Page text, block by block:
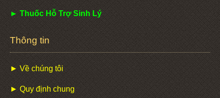
► Thuốc Hỗ Trợ Sinh Lý
Thông tin
► Về chúng tôi
► Quy định chung